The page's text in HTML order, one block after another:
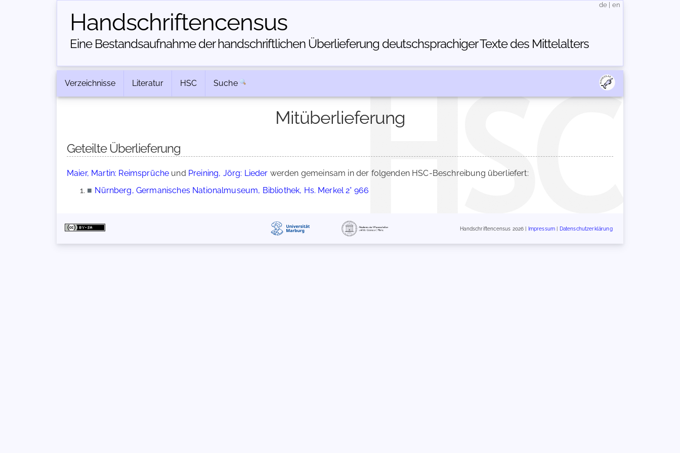
Handschriften­census
Eine Bestandsaufnahme der handschriftlichen Über­lieferung deutschsprachiger Texte des Mittelalters
de en
Verzeichnisse Literatur HSC Suche
Mitüberlieferung
Geteilte Überlieferung
Maier, Martin: Reimsprüche und Preining, Jörg: Lieder werden gemeinsam in der folgenden HSC-Beschreibung überliefert:
■ Nürnberg, Germanisches Nationalmuseum, Bibliothek, Hs. Merkel 2° 966
Handschriftencensus 2026 | Impressum Datenschutzerklärung